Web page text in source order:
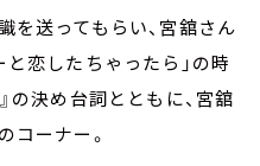
を送ってもらい、宮舘さん
恋したちゃったら」の時
の決め台詞とともに、宮舘
コーナー。